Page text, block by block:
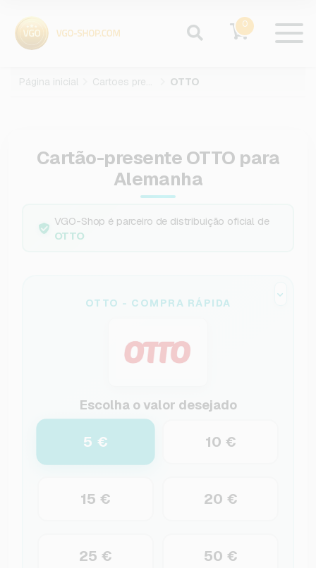
0
Página inicial Cartoes presente OTTO
Cartão-presente OTTO para
Alemanha
VGO-Shop é parceiro de distribuição oficial de
OTTO
OTTO - COMPRA RÁPIDA
Escolha o valor desejado
5 € 10 €
15 € 20 €
25 € 50 €